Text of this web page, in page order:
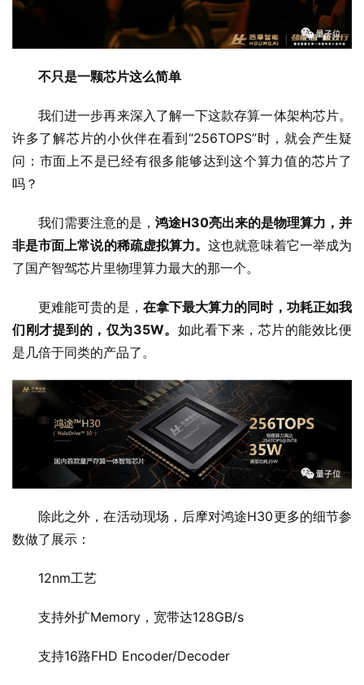
不只是一颗芯片这么简单
我们进一步再来深入了解一下这款存算一体架构芯片。
许多了解芯片的小伙伴在看到“256TOPS”时，就会产生疑
问：市面上不是已经有很多能够达到这个算力值的芯片了
吗？
我们需要注意的是， 鸿途H30亮出来的是物理算力，并
非是市面上常说的稀疏虚拟算力。这也就意味着它一举成为
了国产智驾芯片里物理算力最大的那一个。
更难能可贵的是， 在拿下最大算力的同时，功耗正如我
们刚才提到的，仅为35W。 如此看下来，芯片的能效比便
是几倍于同类的产品了。
除此之外，在活动现场，后摩对鸿途H30更多的细节参
数做了展示：
12nm工艺
支持外扩Memory，宽带达128GB/s
支持16路FHD Encoder/Decoder